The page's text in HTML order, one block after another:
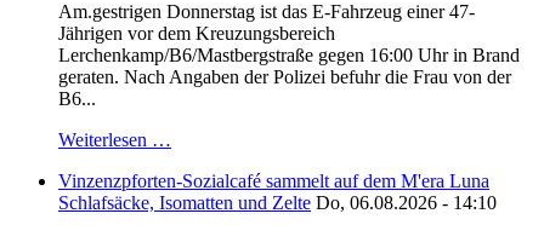
Am.gestrigen Donnerstag ist das E-Fahrzeug einer 47-
Jährigen vor dem Kreuzungsbereich
Lerchenkamp/B6/Mastbergstraße gegen 16:00 Uhr in Brand
geraten. Nach Angaben der Polizei befuhr die Frau von der
B6...
Weiterlesen …
Vinzenzpforten-Sozialcafé sammelt auf dem M'era Luna
Schlafsäcke, Isomatten und Zelte Do, 06.08.2026 - 14:10